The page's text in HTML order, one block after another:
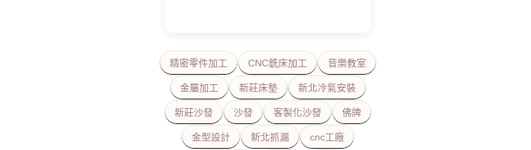
精密零件加工 CNC銑床加工 音樂教室
金屬加工 新莊床墊 新北冷氣安裝
新莊沙發 沙發 客製化沙發 佛牌
金型設計 新北抓漏 cnc工廠